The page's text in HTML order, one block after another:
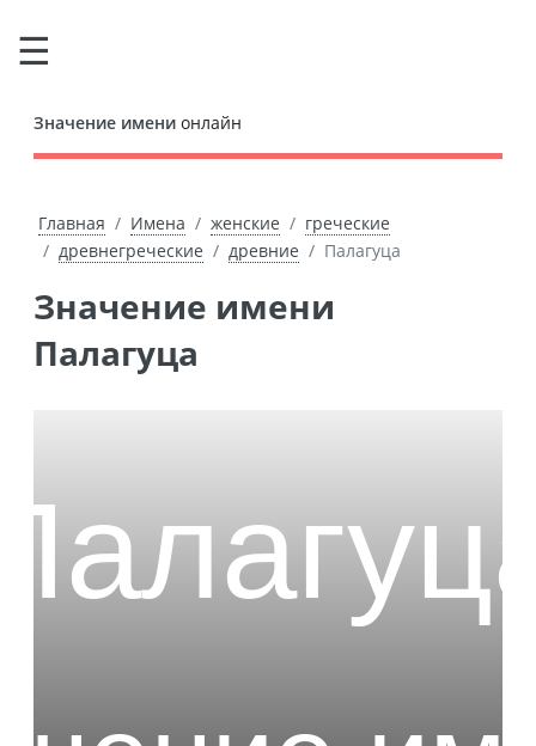
Значение имени онлайн
Главная Имена женские
греческие
древнегреческие
древние Палагуца
Значение имени
Палагуца